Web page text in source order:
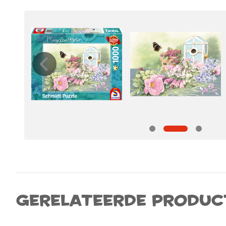
Gerelateerde